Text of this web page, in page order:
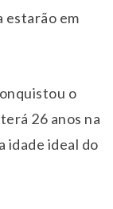
estarão em
o
26 anos na
idade ideal do